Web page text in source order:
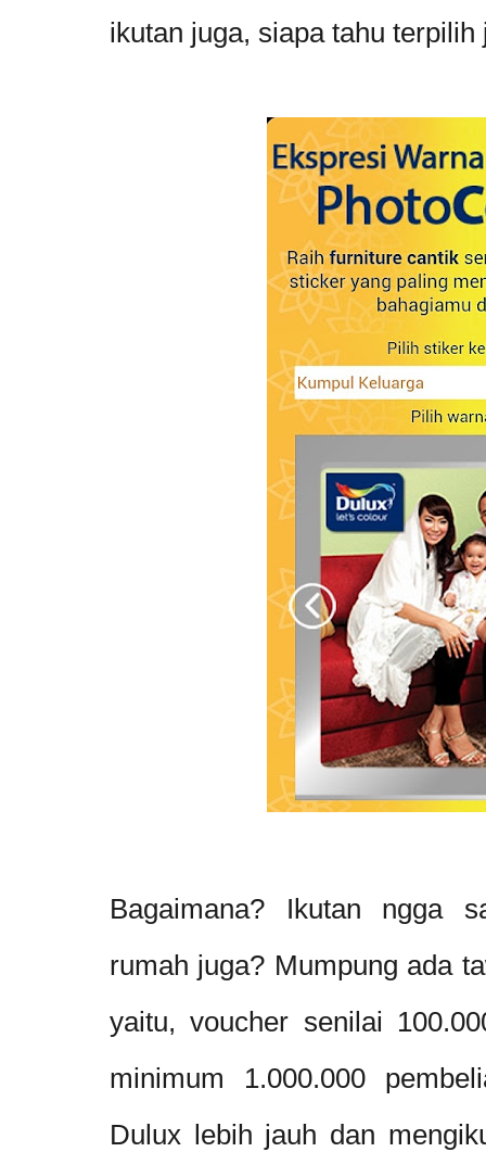
ikutan juga, siapa tahu
Bagaimana? Ikutan ngga
rumah juga? Mumpung ada
yaitu, voucher senilai
minimum 1.000.000
Dulux lebih jauh dan